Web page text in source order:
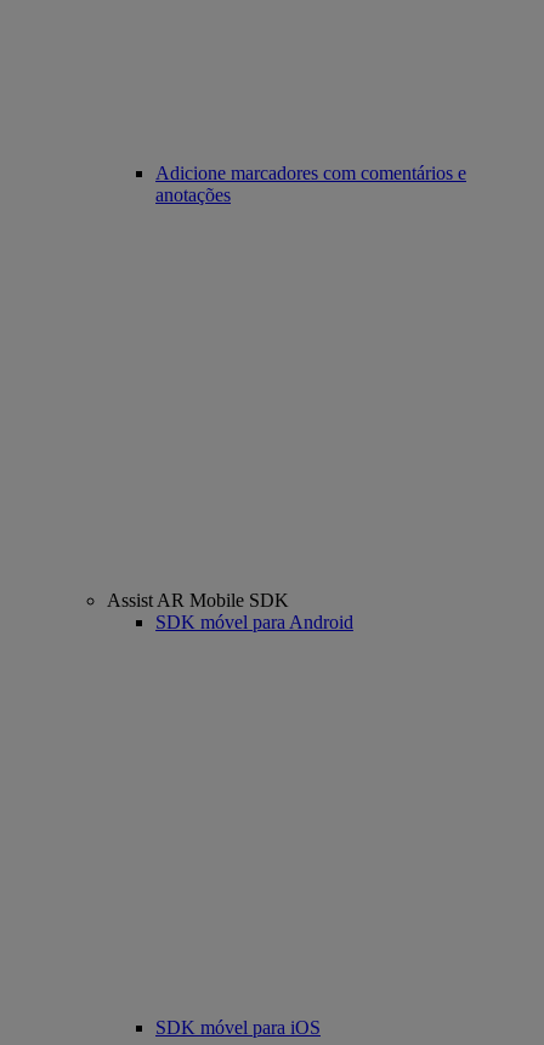
Adicione marcadores com comentários e
anotações
Assist AR Mobile SDK
SDK móvel para Android
SDK móvel para iOS